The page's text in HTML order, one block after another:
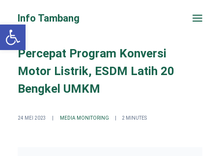
Info Tambang
Percepat Program Konversi
Motor Listrik, ESDM Latih 20
Bengkel UMKM
24 MEI 2023 MEDIA MONITORING 2 MINUTES
Open toolbar